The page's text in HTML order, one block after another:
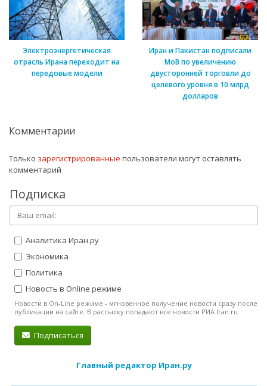
Электроэнергетическая
отрасль Ирана переходит на
передовые модели
Иран и Пакистан подписали
МоВ по увеличению
двусторонней торговли до
целевого уровня в 10 млрд
долларов
Комментарии
Только зарегистрированные пользователи могут оставлять
комментарий
Подписка
Аналитика Иран.ру
Экономика
Политика
Новость в Online режиме
Новости в On-Line режиме - мгновенное получение новости сразу после
публикации на сайте. В рассылку попадают все новости РИА Iran.ru.
Подписаться
Главный редактор Иран.ру